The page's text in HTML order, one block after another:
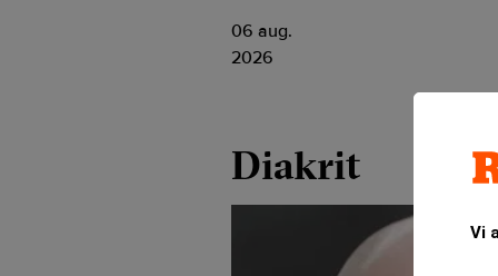
Vi
06 aug.
2026
Diakrit